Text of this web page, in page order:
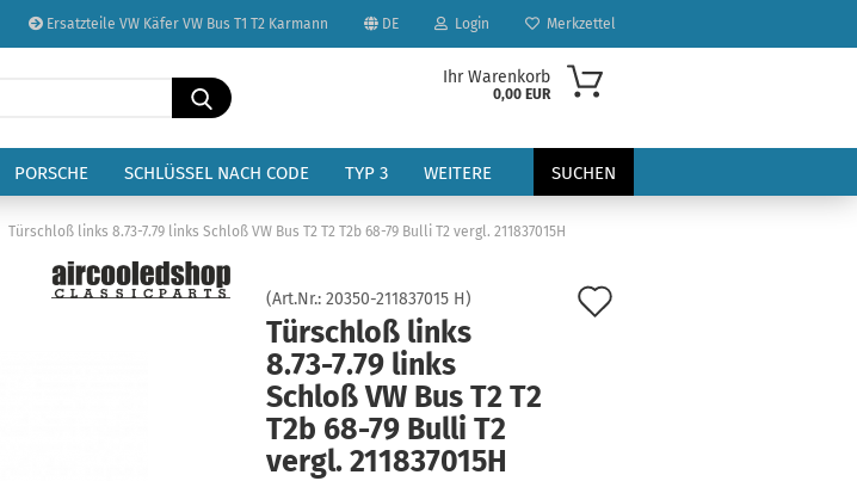
Ersatzteile VW Käfer VW Bus T1 T2 Karmann DE
Sprache auswählen
Lieferland
Login
Passwort
Konto erstellen
Passwort vergessen?
Merkzettel
Suche...
Ihr Warenkorb
0,00 EUR
PORSCHE SCHLÜSSEL NACH CODE TYP 3 SUCHEN
WEITERE
Türschloß links 8.73-7.79 links Schloß VW Bus T2 T2 T2b 68-79 Bulli T2 vergl. 211837015H
(Art.Nr.: 20350-211837015 H)
Türschloß links
8.73-7.79 links
Schloß VW Bus T2 T2
T2b 68-79 Bulli T2
vergl. 211837015H